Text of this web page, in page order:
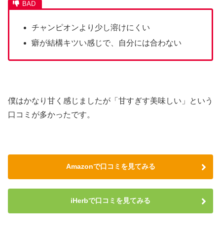
チャンピオンより少し溶けにくい
癖が結構キツい感じで、自分には合わない
僕はかなり甘く感じましたが「甘すぎす美味しい」という
口コミが多かったです。
Amazonで口コミを見てみる
iHerbで口コミを見てみる